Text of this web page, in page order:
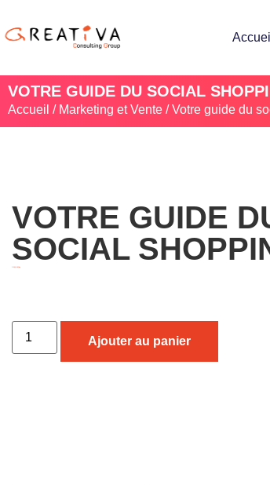
Accueil
VOTRE GUIDE DU SOCIAL
Accueil / Marketing et Vente / Votre guide du
VOTRE GUIDE
SOCIAL
Ajouter au panier